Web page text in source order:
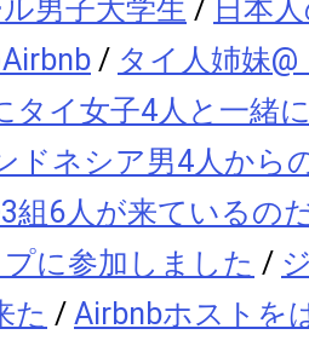
男子大学生 / 日本
/ タイ人姉妹
タイ女子4人と一緒
ドネシア男4人から
組6人が来ているの
に参加しました /
た / Airbnbホストを